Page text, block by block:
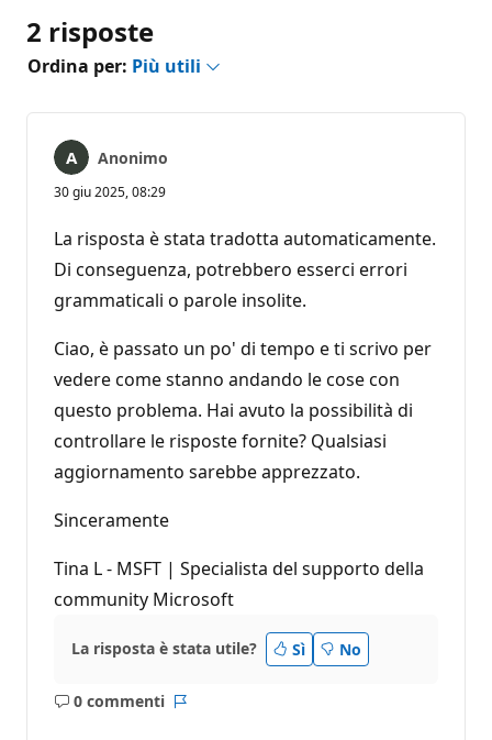
2 risposte
Ordina per: Più utili
Anonimo
30 giu 2025, 08:29
La risposta è stata tradotta automaticamente.
Di conseguenza, potrebbero esserci errori
grammaticali o parole insolite.
Ciao, è passato un po' di tempo e ti scrivo per
vedere come stanno andando le cose con
questo problema. Hai avuto la possibilità di
controllare le risposte fornite? Qualsiasi
aggiornamento sarebbe apprezzato.
Sinceramente
Tina L - MSFT | Specialista del supporto della
community Microsoft
La risposta è stata utile? Sì No
0 commenti
Nessun